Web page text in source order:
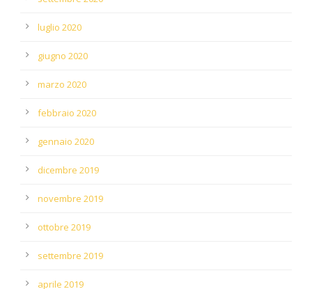
luglio 2020
giugno 2020
marzo 2020
febbraio 2020
gennaio 2020
dicembre 2019
novembre 2019
ottobre 2019
settembre 2019
aprile 2019